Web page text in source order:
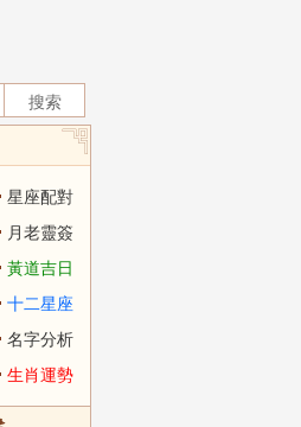
星座配對
月老靈簽
黃道吉日
十二星座
名字分析
生肖運勢